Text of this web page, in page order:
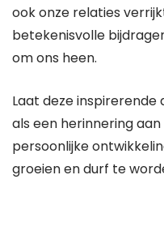
ook onze relaties
betekenisvolle
om ons heen.
Laat deze inspirerende
als een herinnering
persoonlijke
groeien en durf te